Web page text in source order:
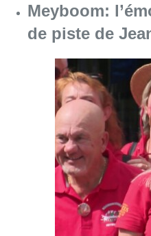
Meyboom:
de piste de